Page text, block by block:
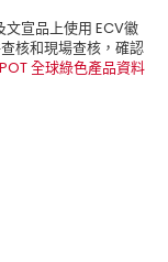
宣品上使用 ECV徽
核和現場查核，確認
全球綠色產品資料